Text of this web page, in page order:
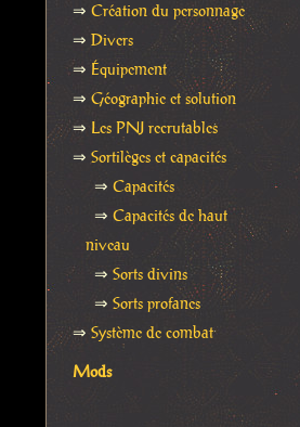
⇒Création du personnage
⇒Divers
⇒ Équipement
⇒Géographie et solution
⇒ Les PNJ recrutables
⇒Sortilèges et capacités
⇒Capacités
⇒Capacités de haut
niveau
⇒Sorts divins
⇒Sorts profanes
⇒Système de combat
Mods